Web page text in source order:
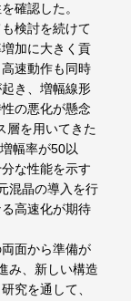
確認した。
検討を続けて
加に大きく貢
速動作も同時
き、増幅線形
の悪化が懸念
層を用いてきた
幅率が50以
な性能を示す
混晶の導入を行
高速化が期待
面から準備が
み、新しい構造
究を通して、